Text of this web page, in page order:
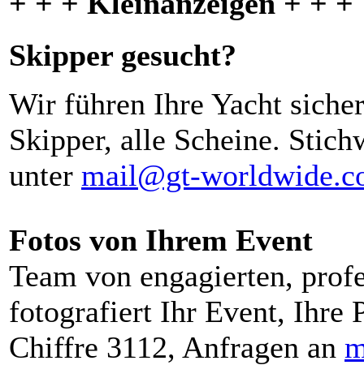
Skipper gesucht?
Wir führen Ihre Yacht
Skipper, alle Scheine.
unter mail@gt-
Fotos von Ihrem Event
Team von engagierten,
fotografiert Ihr Event, Ihre
Chiffre 3112, Anfragen an